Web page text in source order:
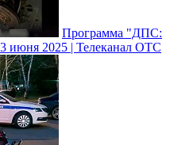
Программа "ДПС:
июня 2025 | Телеканал ОТС